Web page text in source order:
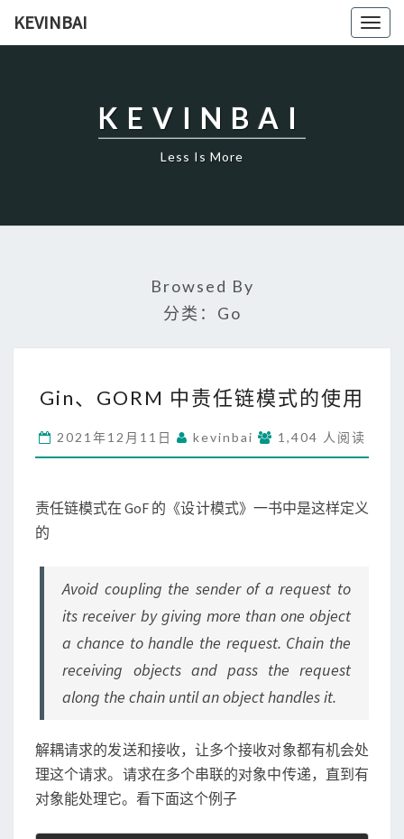
KEVINBAI
KEVINBAI
Less Is More
Browsed By
分类：Go
I
N
、
G
M
链
模
的
使
用
Gin、GORM 中责任链模式的使用
2021年12月11日 kevinbai 1,404 人阅读
责任链模式在 GoF 的《设计模式》一书中是这样定义
的
Avoid coupling the sender of a request to
its receiver by giving more than one object
a chance to handle the request. Chain the
receiving objects and pass the request
along the chain until an object handles it.
解耦请求的发送和接收，让多个接收对象都有机会处
理这个请求。请求在多个串联的对象中传递，直到有
对象能处理它。看下面这个例子